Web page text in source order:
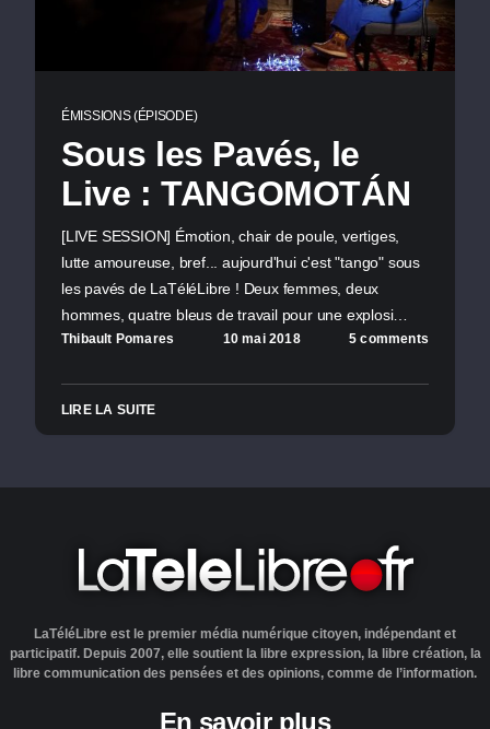
ÉMISSIONS (ÉPISODE)
Sous les Pavés, le
Live : TANGOMOTÁN
[LIVE SESSION] Émotion, chair de poule, vertiges,
lutte amoureuse, bref... aujourd'hui c'est "tango" sous
les pavés de LaTéléLibre ! Deux femmes, deux
hommes, quatre bleus de travail pour une explosi…
Thibault Pomares 10 mai 2018 5 comments
LIRE LA SUITE
LaTéléLibre est le premier média numérique citoyen, indépendant et
participatif. Depuis 2007, elle soutient la libre expression, la libre création, la
libre communication des pensées et des opinions, comme de l’information.
En savoir plus